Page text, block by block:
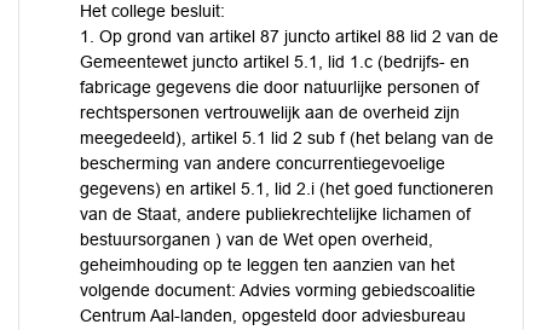
Het college besluit:
1. Op grond van artikel 87 juncto artikel 88 lid 2 van de
Gemeentewet juncto artikel 5.1, lid 1.c (bedrijfs- en
fabricage gegevens die door natuurlijke personen of
rechtspersonen vertrouwelijk aan de overheid zijn
meegedeeld), artikel 5.1 lid 2 sub f (het belang van de
bescherming van andere concurrentiegevoelige
gegevens) en artikel 5.1, lid 2.i (het goed functioneren
van de Staat, andere publiekrechtelijke lichamen of
bestuursorganen ) van de Wet open overheid,
geheimhouding op te leggen ten aanzien van het
volgende document: Advies vorming gebiedscoalitie
Centrum Aal-landen, opgesteld door adviesbureau